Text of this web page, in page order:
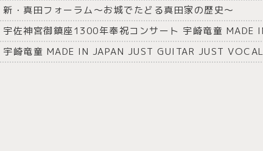
新・真田フォーラム〜お城でたどる真田家の歴史〜
宇佐神宮御鎮座1300年奉祝コンサート 宇崎竜童
宇崎竜童 MADE IN JAPAN JUST GUITAR JUST